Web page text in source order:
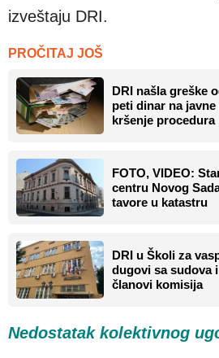
izveštaju DRI.
PROČITAJ JOŠ
DRI našla greške
peti dinar na
kršenje procedura
FOTO, VIDEO:
centru Novog
tavore u katastru
DRI u Školi za
dugovi sa sudova
članovi komisija
Nedostatak kolektivnog